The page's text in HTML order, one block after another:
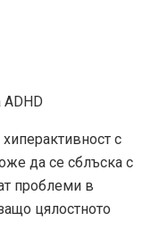
с
да се сблъска с
проблеми в
цялостното